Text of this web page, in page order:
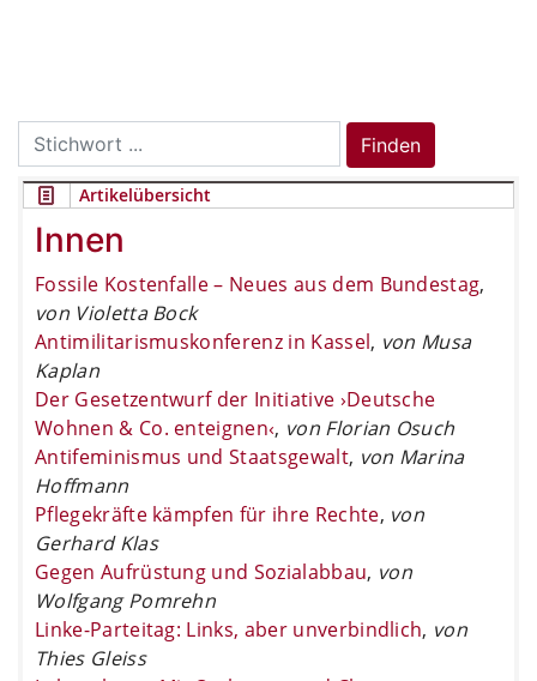
Search
for:
Finden
Artikelübersicht
Innen
Fossile Kostenfalle – Neues aus dem Bundestag,
von Violetta Bock
Antimilitarismuskonferenz in Kassel, von Musa
Kaplan
Der Gesetzentwurf der Initiative ›Deutsche
Wohnen & Co. enteignen‹, von Florian Osuch
Antifeminismus und Staatsgewalt, von Marina
Hoffmann
Pflegekräfte kämpfen für ihre Rechte, von
Gerhard Klas
Gegen Aufrüstung und Sozialabbau, von
Wolfgang Pomrehn
Linke-Parteitag: Links, aber unverbindlich, von
Thies Gleiss